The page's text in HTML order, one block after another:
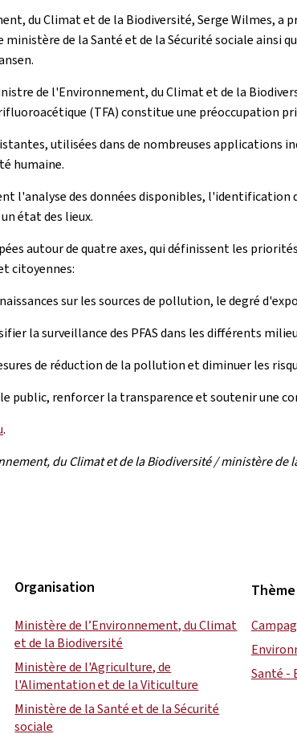
du Climat et de la Biodiversité, Serge Wilmes,
de la Santé et de la Sécurité sociale
de l'Environnement, du Climat et de la
(TFA) constitue une préoccupation
utilisées dans de nombreuses
humaine.
l'analyse des données disponibles,
état des lieux.
autour de quatre axes, qui définissent les
citoyennes:
sur les sources de pollution, le degré
la surveillance des PFAS dans les différents
de réduction de la pollution et diminuer les
public, renforcer la transparence et soutenir une
.
du Climat et de la Biodiversité / ministère
Organisation
Ministère de l’Environnement, du Climat
et de la Biodiversité
Ministère de l'Agriculture, de
l'Alimentation et de la Viticulture
Ministère de la Santé et de la Sécurité
sociale
Thème
Santé -